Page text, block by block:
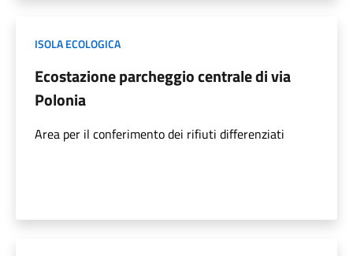
ISOLA ECOLOGICA
Ecostazione parcheggio centrale di via
Polonia
Area per il conferimento dei rifiuti differenziati